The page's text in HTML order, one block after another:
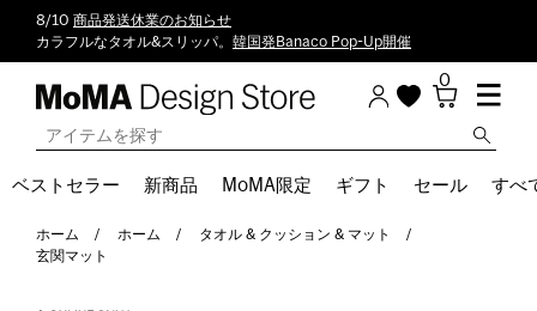
8/10 商品発送休業のお知らせ
カラフルなタオル&スリッパ。 韓国発Banaco Pop-Up開催
0
ベストセラー 新商品 MoMA限定 ギフト セール すべ
ホーム ホーム
タオル & クッション & マット
玄関マット